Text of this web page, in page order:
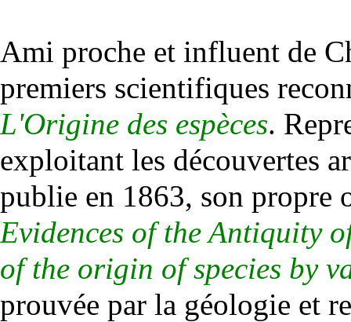
Ami proche et influent de
premiers scientifiques
L'Origine des espèces.
exploitant les découvertes
publie en 1863, son propre
Evidences of the Antiquity
of the origin of species by
prouvée par la géologie et